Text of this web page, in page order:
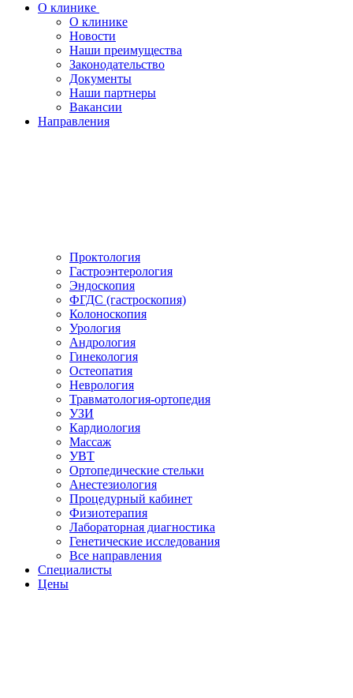
О клинике
О клинике
Новости
Наши преимущества
Законодательство
Документы
Наши партнеры
Вакансии
Направления
Проктология
Гастроэнтерология
Эндоскопия
ФГДС (гастроскопия)
Колоноскопия
Урология
Андрология
Гинекология
Остеопатия
Неврология
Травматология-ортопедия
УЗИ
Кардиология
Массаж
УВТ
Ортопедические стельки
Анестезиология
Процедурный кабинет
Физиотерапия
Лабораторная диагностика
Генетические исследования
Все направления
Специалисты
Цены